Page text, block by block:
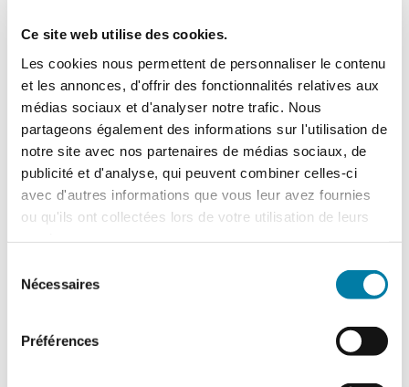
Ce site web utilise des cookies.
Les cookies nous permettent de personnaliser le contenu
et les annonces, d'offrir des fonctionnalités relatives aux
médias sociaux et d'analyser notre trafic. Nous
partageons également des informations sur l'utilisation de
notre site avec nos partenaires de médias sociaux, de
publicité et d'analyse, qui peuvent combiner celles-ci
avec d'autres informations que vous leur avez fournies
ou qu'ils ont collectées lors de votre utilisation de leurs
Nécessaires
Préférences
Accidentologie industrielle : les
enseignements de l’année 2025
Le Barpi a publié son inventaire des
incidents et accidents technologiques
survenus en 2025 au sein des installations
classées…